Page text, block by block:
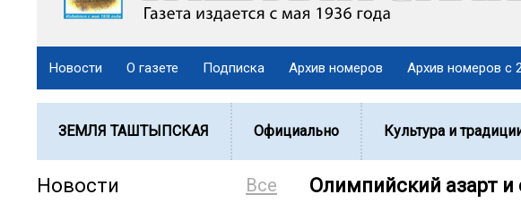
Новости О газете Подписка Архив номеров Архив номеров с
ЗЕМЛЯ ТАШТЫПСКАЯ Официально Культура и
Все
Новости Олимпийский азарт